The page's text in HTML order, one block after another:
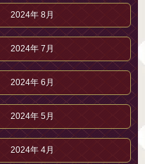
2024年 8月
2024年 7月
2024年 6月
2024年 5月
2024年 4月